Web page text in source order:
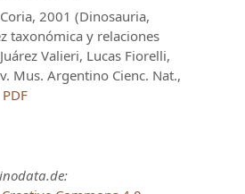
2001 (Dinosauria,
taxonómica y relaciones
Valieri, Lucas Fiorelli,
Mus. Argentino Cienc. Nat.,
PDF